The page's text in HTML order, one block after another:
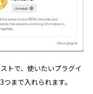
トで、使いたいプラグイ
まで入れられます。